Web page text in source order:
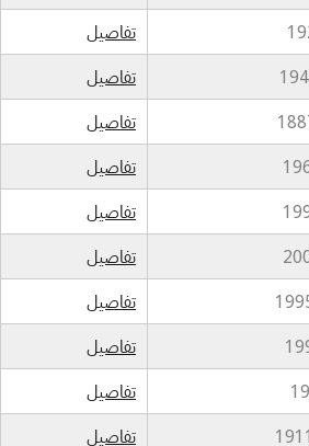
تفاصيل
تفاصيل
تفاصيل
تفاصيل
تفاصيل
تفاصيل
تفاصيل
تفاصيل
تفاصيل
تفاصيل